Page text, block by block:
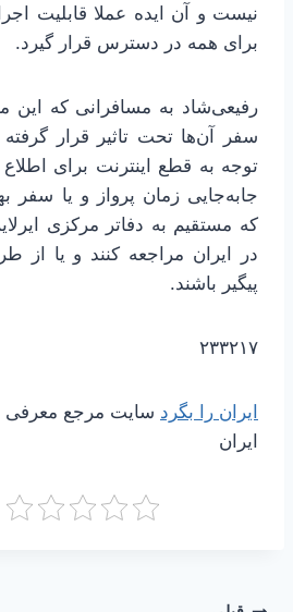
نیست و آن ایده عملا قابلیت اجرا
برای همه در دسترس قرار گیرد.
رفیعی‌شاد به مسافرانی که این
سفر آن‌ها تحت تاثیر قرار
توجه به قطع اینترنت برای
جابه‌جایی زمان پرواز و یا
که مستقیم به دفاتر مرکزی
در ایران مراجعه کنند و یا از
پیگیر باشند.
۲۳۳۲۱۷
ایران را بگرد سایت مرجع معرفی
ایران